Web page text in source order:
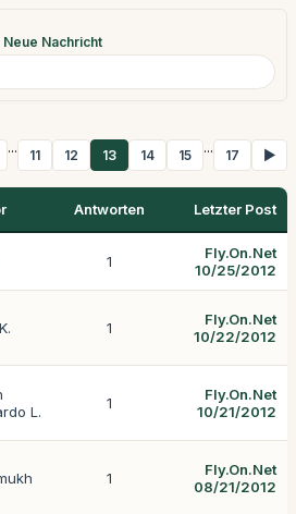
Neue Nachricht
... 11 12 13 14 15 ... 17 ▶
Antworten Letzter Post
1
Fly.On.Net
10/25/2012
1
Fly.On.Net
10/22/2012
L.
1
Fly.On.Net
10/21/2012
1
Fly.On.Net
08/21/2012